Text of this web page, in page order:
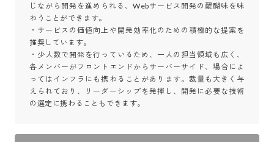
じながら開発を進められる、Webサービス開発の醍醐味を味
わうことができます。
・サービスの価値向上や開発効率化のための積極的な提案を
推奨しています。
・少人数で開発を行っているため、一人の担当領域も広く、
各メンバーがフロントエンドからサーバーサイド、場合によ
ってはインフラにも携わることがあります。裁量も大きく与
えられており、リーダーシップを発揮し、開発に必要な技術
の選定に携わることもできます。